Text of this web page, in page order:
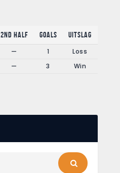
2nd Half Goals
Uitslag
— 1
Loss
— 3 Win